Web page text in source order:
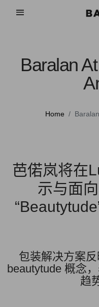
Baralan
Home
芭偌岚将在
示与面
包装解决方案
beautytude 概念
趋